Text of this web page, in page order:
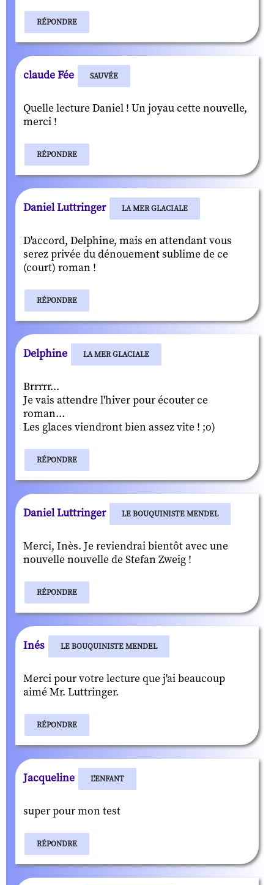
RÉPONDRE
claude Fée SAUVÉE
Quelle lecture Daniel ! Un joyau cette nouvelle,
merci !
RÉPONDRE
Daniel Luttringer LA MER GLACIALE
D'accord, Delphine, mais en attendant vous
serez privée du dénouement sublime de ce
(court) roman !
RÉPONDRE
Delphine LA MER GLACIALE
Brrrrr...
Je vais attendre l'hiver pour écouter ce
roman...
Les glaces viendront bien assez vite ! ;o)
RÉPONDRE
Daniel Luttringer LE BOUQUINISTE MENDEL
Merci, Inès. Je reviendrai bientôt avec une
nouvelle nouvelle de Stefan Zweig !
RÉPONDRE
Inés LE BOUQUINISTE MENDEL
Merci pour votre lecture que j'ai beaucoup
aimé Mr. Luttringer.
RÉPONDRE
Jacqueline L'ENFANT
super pour mon test
RÉPONDRE